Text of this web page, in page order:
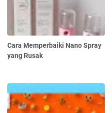
Cara Memperbaiki Nano Spray
yang Rusak